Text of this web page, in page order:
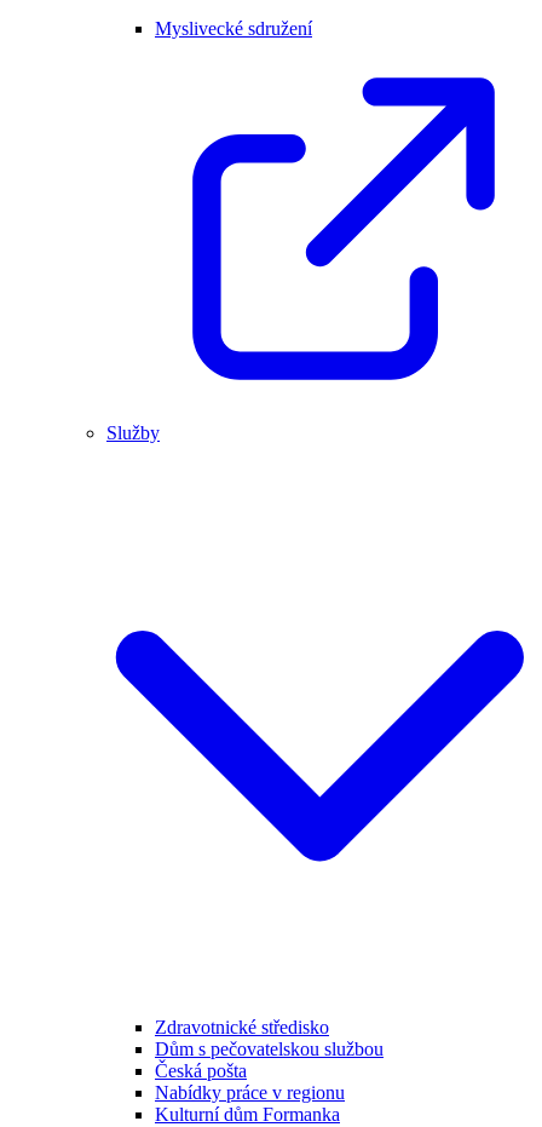
Myslivecké sdružení
Služby
Zdravotnické středisko
Dům s pečovatelskou službou
Česká pošta
Nabídky práce v regionu
Kulturní dům Formanka